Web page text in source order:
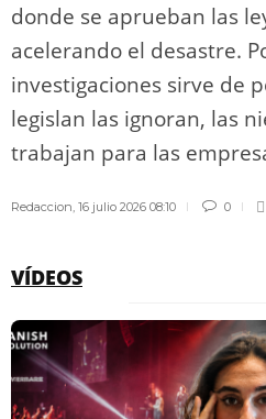
donde se aprueban las
acelerando el desastre.
investigaciones sirve de
legislan las ignoran, las
trabajan para las
Redaccion 16 julio 2026 08:10 0
VÍDEOS